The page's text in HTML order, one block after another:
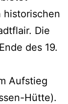
historischen
Die
des 19.
Aufstieg
Hütte).